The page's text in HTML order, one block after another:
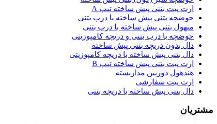
ارت پیت بتنی پیش ساخته تیپ A
حوضچه بتنی پیش ساخته با درب بتنی
منهول بتنی پیش ساخته با درب بتنی
حوضچه با درب بتنی و دریچه کامپوزیتی
دال بدون دریچه بتنی پیش ساخته
دال بتنی پیش ساخته با دریچه کامپوزیتی
ارت پیت بتنی پیش ساخته تیپ B
هندهول دوربین مداربسته
ارت پیت سفارشی
دال بتنی پیش ساخته با دریچه بتنی
مشتریان